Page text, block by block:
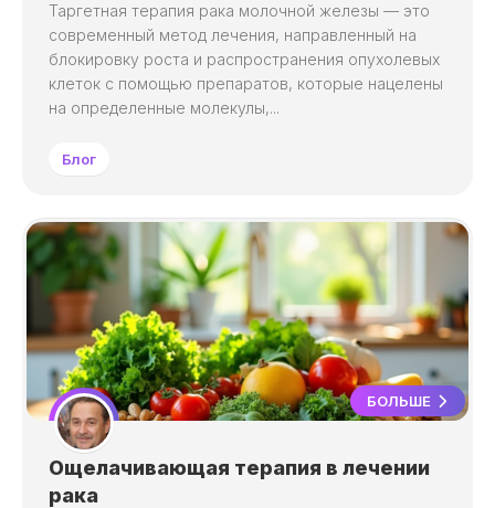
Таргетная терапия рака молочной железы — это
современный метод лечения, направленный на
блокировку роста и распространения опухолевых
клеток с помощью препаратов, которые нацелены
на определенные молекулы,...
Блог
БОЛЬШЕ
Ощелачивающая терапия в лечении
рака